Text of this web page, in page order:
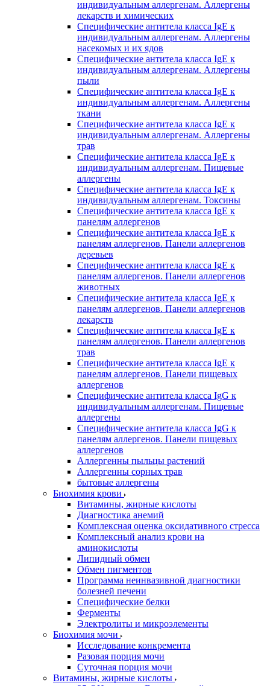
индивидуальным аллергенам. Аллергены
лекарств и химических
Специфические антитела класса IgE к
индивидуальным аллергенам. Аллергены
насекомых и их ядов
Специфические антитела класса IgE к
индивидуальным аллергенам. Аллергены
пыли
Специфические антитела класса IgE к
индивидуальным аллергенам. Аллергены
ткани
Специфические антитела класса IgE к
индивидуальным аллергенам. Аллергены
трав
Специфические антитела класса IgE к
индивидуальным аллергенам. Пищевые
аллергены
Специфические антитела класса IgE к
индивидуальным аллергенам. Токсины
Специфические антитела класса IgE к
панелям аллергенов
Специфические антитела класса IgE к
панелям аллергенов. Панели аллергенов
деревьев
Специфические антитела класса IgE к
панелям аллергенов. Панели аллергенов
животных
Специфические антитела класса IgE к
панелям аллергенов. Панели аллергенов
лекарств
Специфические антитела класса IgE к
панелям аллергенов. Панели аллергенов
трав
Специфические антитела класса IgE к
панелям аллергенов. Панели пищевых
аллергенов
Специфические антитела класса IgG к
индивидуальным аллергенам. Пищевые
аллергены
Специфические антитела класса IgG к
панелям аллергенов. Панели пищевых
аллергенов
Аллергенны пыльцы растений
Аллергенны сорных трав
бытовые аллергены
Биохимия крови
Витамины, жирные кислоты
Диагностика анемий
Комплексная оценка оксидативного стресса
Комплексный анализ крови на
аминокислоты
Липидный обмен
Обмен пигментов
Программа неинвазивной диагностики
болезней печени
Специфические белки
Ферменты
Электролиты и микроэлементы
Биохимия мочи
Исследование конкремента
Разовая порция мочи
Суточная порция мочи
Витамины, жирные кислоты